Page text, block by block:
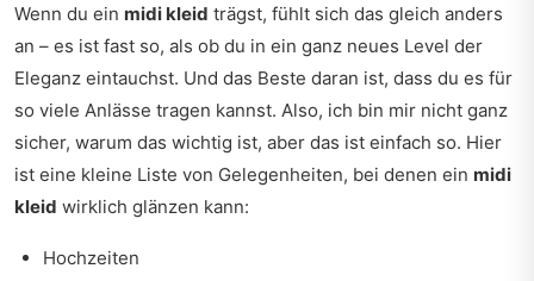
Wenn du ein midi kleid trägst, fühlt sich das gleich anders
an – es ist fast so, als ob du in ein ganz neues Level der
Eleganz eintauchst. Und das Beste daran ist, dass du es für
so viele Anlässe tragen kannst. Also, ich bin mir nicht ganz
sicher, warum das wichtig ist, aber das ist einfach so. Hier
ist eine kleine Liste von Gelegenheiten, bei denen ein midi
kleid wirklich glänzen kann:
Hochzeiten